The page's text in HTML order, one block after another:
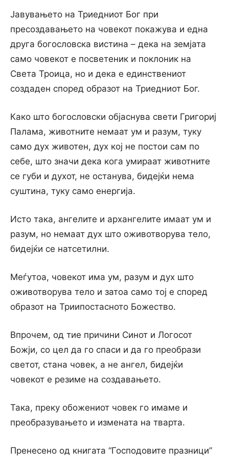
Јавувањето на Триедниот Бог при
пресоздавањето на човекот покажува и една
друга богословска вистина – дека на земјата
само човекот е посветеник и поклоник на
Света Троица, но и дека е единствениот
создаден според образот на Триедниот Бог.
Како што богословски објаснува свети Григориј
Палама, животните немаат ум и разум, туку
само дух животен, дух кој не постои сам по
себе, што значи дека кога умираат животните
се губи и духот, не останува, бидејќи нема
суштина, туку само енергија.
Исто така, ангелите и архангелите имаат ум и
разум, но немаат дух што оживотворува тело,
бидејќи се натсетилни.
Меѓутоа, човекот има ум, разум и дух што
оживотворува тело и затоа само тој е според
образот на Триипостасното Божество.
Впрочем, од тие причини Синот и Логосот
Божји, co цел да го спаси и да го преобрази
светот, стана човек, а не ангел, бидејќи
човекот е резиме на создавањето.
Така, преку обожениот човек го имаме и
преобразувањето и измената на тварта.
Пренесено од книгата “Господовите празници”